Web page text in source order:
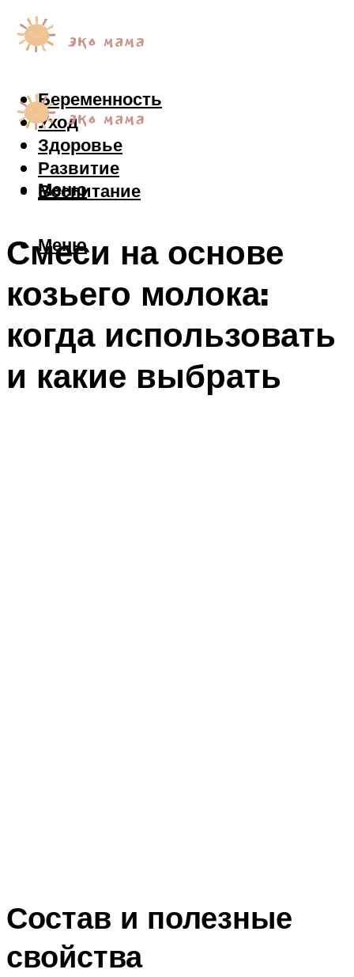
Беременность
Уход
Здоровье
Развитие
Воспитание
Меню
Меню
Смеси на основе
козьего молока:
когда использовать
и какие выбрать
Состав и полезные
свойства